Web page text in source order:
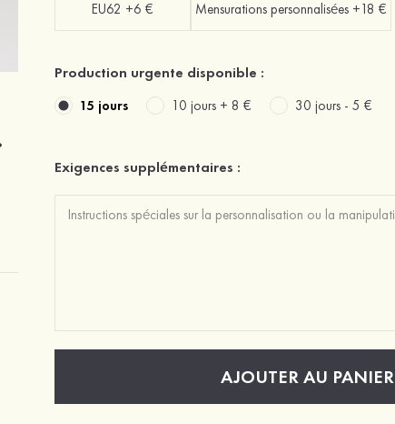
EU62 +6 € Mensurations personnalisées +18 €
Production urgente disponible :
15 jours 10 jours + 8 € 30 jours - 5 €
Exigences supplémentaires :
AJOUTER AU PANIER